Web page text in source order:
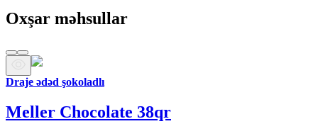
Oxşar məhsullar
Draje ədəd şokoladlı
Meller Chocolate 38qr